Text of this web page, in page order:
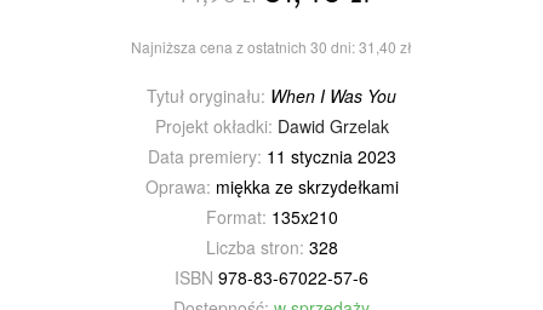
Najniższa cena z ostatnich 30 dni: 31,40 zł
Tytuł oryginału: When I Was You
Projekt okładki: Dawid Grzelak
Data premiery: 11 stycznia 2023
Oprawa: miękka ze skrzydełkami
Format: 135x210
Liczba stron: 328
ISBN 978-83-67022-57-6